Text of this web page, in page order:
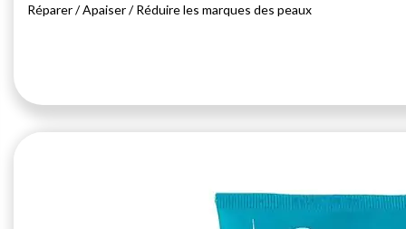
Réparer / Apaiser / Réduire les marques des peaux